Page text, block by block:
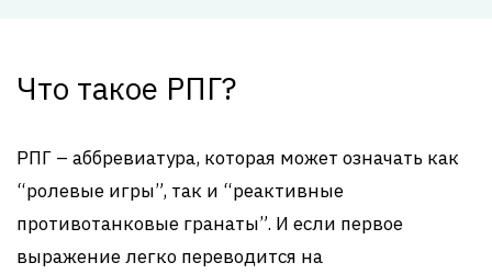
Что такое РПГ?
РПГ – аббревиатура, которая может означать как
“ролевые игры”, так и “реактивные
противотанковые гранаты”. И если первое
выражение легко переводится на